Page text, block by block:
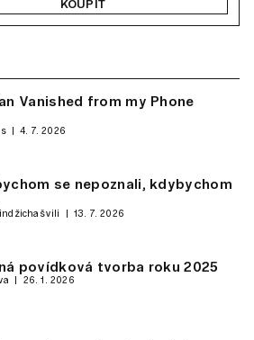
KOUPIT
Vanished from my Phone
4. 7. 2026
se nepoznali, kdybychom
13. 7. 2026
povídková tvorba roku 2025
26. 1. 2026